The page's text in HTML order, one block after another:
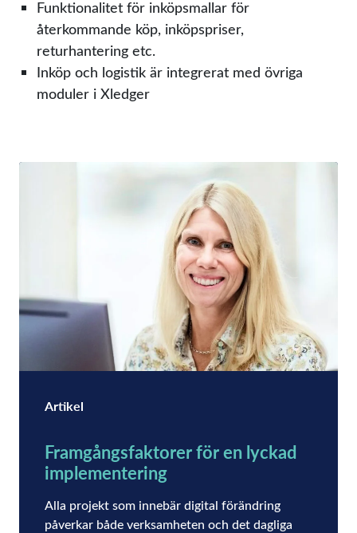
Funktionalitet för inköpsmallar för
återkommande köp, inköpspriser,
returhantering etc.​
Inköp och logistik är integrerat med övriga
moduler i Xledger
Artikel
Framgångsfaktorer för en lyckad
implementering
Alla projekt som innebär digital förändring
påverkar både verksamheten och det dagliga